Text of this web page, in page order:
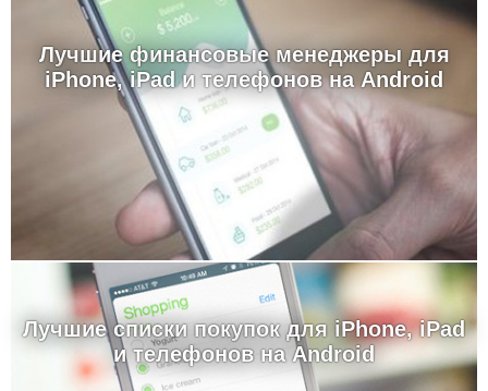
Лучшие финансовые менеджеры для
iPhone, iPad и телефонов на Android
Лучшие cписки покупок для iPhone, iPad
и телефонов на Android